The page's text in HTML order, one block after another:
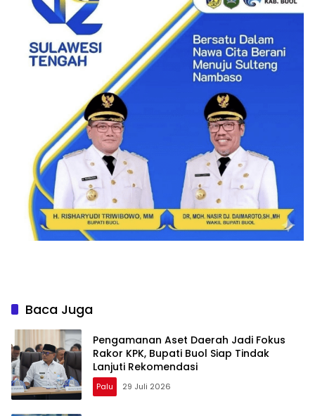
Baca Juga
Pengamanan Aset Daerah Jadi Fokus
Rakor KPK, Bupati Buol Siap Tindak
Lanjuti Rekomendasi
Palu 29 Juli 2026